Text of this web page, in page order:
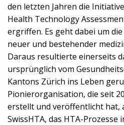
den letzten Jahren die
Health Technology
ergriffen. Es geht dabei um
neuer und bestehender
Daraus resultierte einerseits
ursprünglich vom
Kantons Zürich ins Leben
Pionierorganisation, die seit
erstellt und veröffentlicht hat,
SwissHTA, das HTA-Prozesse